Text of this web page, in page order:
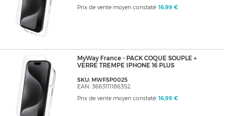
Prix de vente moyen constaté: 16,99 €
MyWay France - PACK COQUE SOUPLE +
VERRE TREMPE IPHONE 16 PLUS
SKU: MWFSP0025
EAN: 3663111186352
Prix de vente moyen constaté: 16,99 €